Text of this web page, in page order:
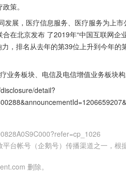
策。
展，医疗信息服务、医疗服务为上
在北京发布 了2019年“中国互联网企
，排名从去年的第39位上升到今年
业务板块、电信及电信增值业务板块构
detail?
台帐号（企鹅号）传播渠道之一，根
删除。